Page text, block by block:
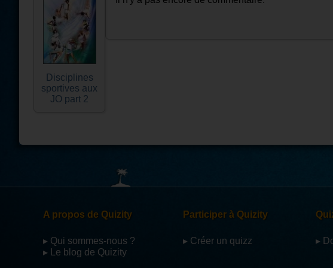
Disciplines
sportives aux
JO part 2
A propos de Quizity
▸ Qui sommes-nous ?
▸ Le blog de Quizity
Participer à Quizity
▸ Créer un quizz ▸